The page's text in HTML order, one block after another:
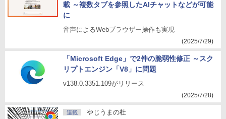
載 ～複数タブを参照したAIチャットなどが可能
に
音声によるWebブラウザー操作も実現
(2025/7/29)
「Microsoft Edge」で2件の脆弱性修正 ～スク
リプトエンジン「V8」に問題
v138.0.3351.109がリリース
(2025/7/28)
連載 やじうまの杜